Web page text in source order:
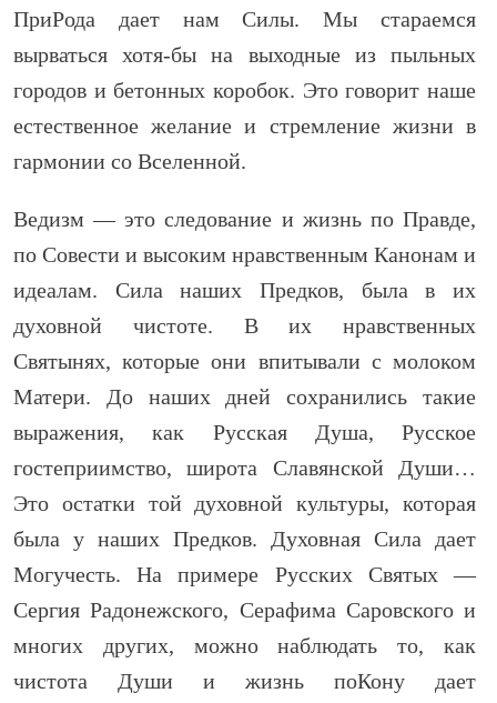
ПриРода дает нам Силы. Мы стараемся
вырваться хотя-бы на выходные из пыльных
городов и бетонных коробок. Это говорит наше
естественное желание и стремление жизни в
гармонии со Вселенной.
Ведизм — это следование и жизнь по Правде,
по Совести и высоким нравственным Канонам и
идеалам. Сила наших Предков, была в их
духовной чистоте. В их нравственных
Святынях, которые они впитывали с молоком
Матери. До наших дней сохранились такие
выражения, как Русская Душа, Русское
гостеприимство, широта Славянской Души…
Это остатки той духовной культуры, которая
была у наших Предков. Духовная Сила дает
Могучесть. На примере Русских Святых —
Сергия Радонежского, Серафима Саровского и
многих других, можно наблюдать то, как
чистота Души и жизнь поКону дает